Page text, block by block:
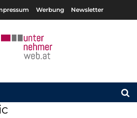
Werbung Newsletter